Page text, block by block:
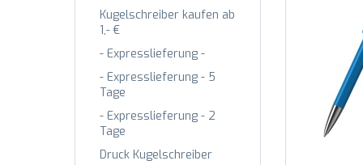
Kugelschreiber kaufen ab
1,- €
- Expresslieferung -
- Expresslieferung - 5
Tage
- Expresslieferung - 2
Tage
Druck Kugelschreiber